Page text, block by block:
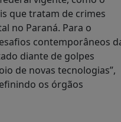
que tratam de crimes
no Paraná. Para o
contemporâneos
diante de golpes
de novas tecnologias”,
os órgãos